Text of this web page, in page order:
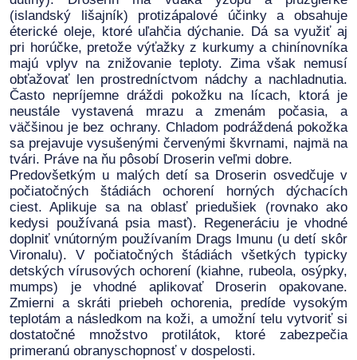
(islandský lišajník) protizápalové účinky a obsahuje
éterické oleje, ktoré uľahčia dýchanie. Dá sa využiť aj
pri horúčke, pretože výťažky z kurkumy a chinínovníka
majú vplyv na znižovanie teploty. Zima však nemusí
obťažovať len prostredníctvom nádchy a nachladnutia.
Často nepríjemne dráždi pokožku na lícach, ktorá je
neustále vystavená mrazu a zmenám počasia, a
väčšinou je bez ochrany. Chladom podráždená pokožka
sa prejavuje vysušenými červenými škvrnami, najmä na
tvári. Práve na ňu pôsobí Droserin veľmi dobre.
Predovšetkým u malých detí sa Droserin osvedčuje v
počiatočných štádiách ochorení horných dýchacích
ciest. Aplikuje sa na oblasť priedušiek (rovnako ako
kedysi používaná psia masť). Regeneráciu je vhodné
doplniť vnútorným používaním Drags Imunu (u detí skôr
Vironalu). V počiatočných štádiách všetkých typicky
detských vírusových ochorení (kiahne, rubeola, osýpky,
mumps) je vhodné aplikovať Droserin opakovane.
Zmierni a skráti priebeh ochorenia, predíde vysokým
teplotám a následkom na koži, a umožní telu vytvoriť si
dostatočné množstvo protilátok, ktoré zabezpečia
primeranú obranyschopnosť v dospelosti.